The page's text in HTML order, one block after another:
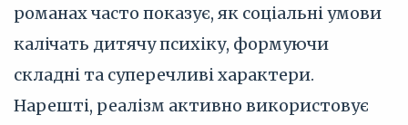
романах часто показує, як соціальні умови
калічать дитячу психіку, формуючи
складні та суперечливі характери.
Нарешті, реалізм активно використовує